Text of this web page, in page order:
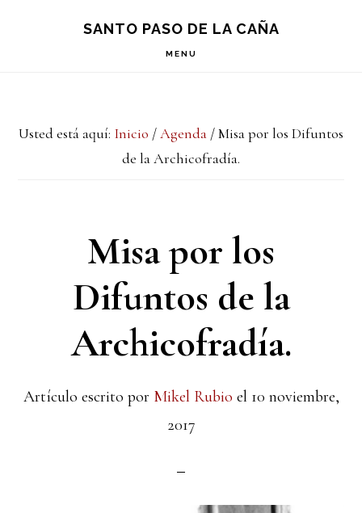
principal
lateral
SANTO PASO DE LA CAÑA
MENU
Usted está aquí: Inicio /Agenda /Misa por los Difuntos
de la Archicofradía.
Misa por los
Difuntos de la
Archicofradía.
Artículo escrito por Mikel Rubio el 10 noviembre,
2017